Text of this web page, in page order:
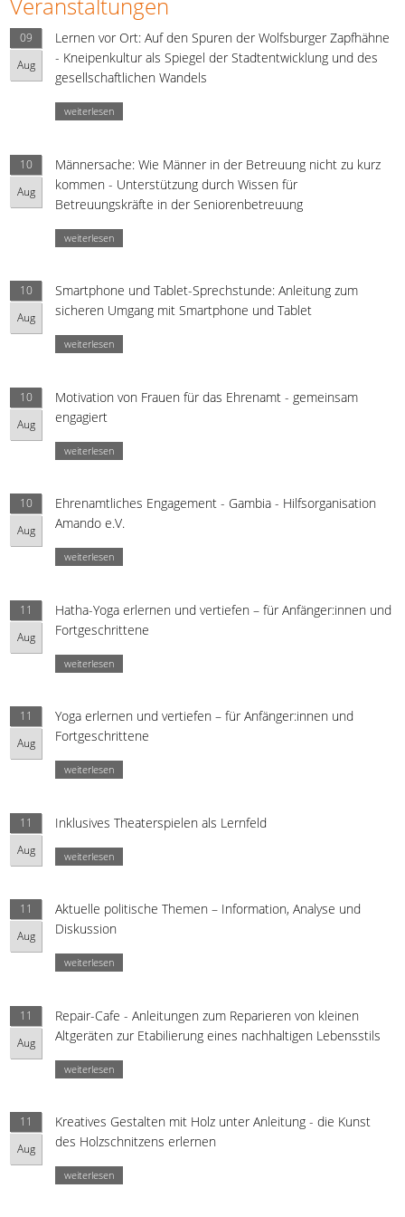
09
Aug
Lernen vor Ort: Auf den Spuren der Wolfsburger Zapfhähne
- Kneipenkultur als Spiegel der Stadtentwicklung und des
gesellschaftlichen Wandels
weiterlesen
10
Aug
Männersache: Wie Männer in der Betreuung nicht zu kurz
kommen - Unterstützung durch Wissen für
Betreuungskräfte in der Seniorenbetreuung
weiterlesen
10
Aug
Smartphone und Tablet-Sprechstunde: Anleitung zum
sicheren Umgang mit Smartphone und Tablet
weiterlesen
10
Aug
Motivation von Frauen für das Ehrenamt - gemeinsam
engagiert
weiterlesen
10
Aug
Ehrenamtliches Engagement - Gambia - Hilfsorganisation
Amando e.V.
weiterlesen
11
Aug
Hatha-Yoga erlernen und vertiefen – für Anfänger:innen und
Fortgeschrittene
weiterlesen
11
Aug
Yoga erlernen und vertiefen – für Anfänger:innen und
Fortgeschrittene
weiterlesen
11
Aug
Inklusives Theaterspielen als Lernfeld
weiterlesen
11
Aug
Aktuelle politische Themen – Information, Analyse und
Diskussion
weiterlesen
11
Aug
Repair-Cafe - Anleitungen zum Reparieren von kleinen
Altgeräten zur Etabilierung eines nachhaltigen Lebensstils
weiterlesen
11
Aug
Kreatives Gestalten mit Holz unter Anleitung - die Kunst
des Holzschnitzens erlernen
weiterlesen